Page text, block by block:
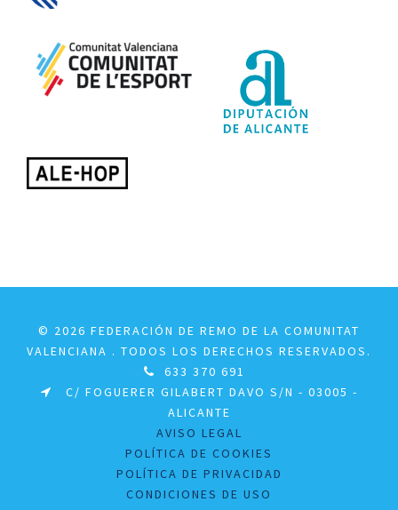
© 2026 FEDERACIÓN DE REMO DE LA COMUNITAT
VALENCIANA . TODOS LOS DERECHOS RESERVADOS.
633 370 691
C/ FOGUERER GILABERT DAVO S/N - 03005 -
ALICANTE
AVISO LEGAL
POLÍTICA DE COOKIES
POLÍTICA DE PRIVACIDAD
CONDICIONES DE USO